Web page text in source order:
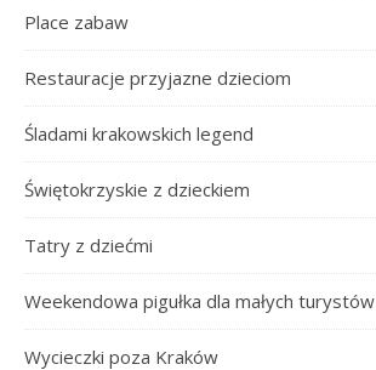
Place zabaw
Restauracje przyjazne dzieciom
Śladami krakowskich legend
Świętokrzyskie z dzieckiem
Tatry z dziećmi
Weekendowa pigułka dla małych turystów
Wycieczki poza Kraków